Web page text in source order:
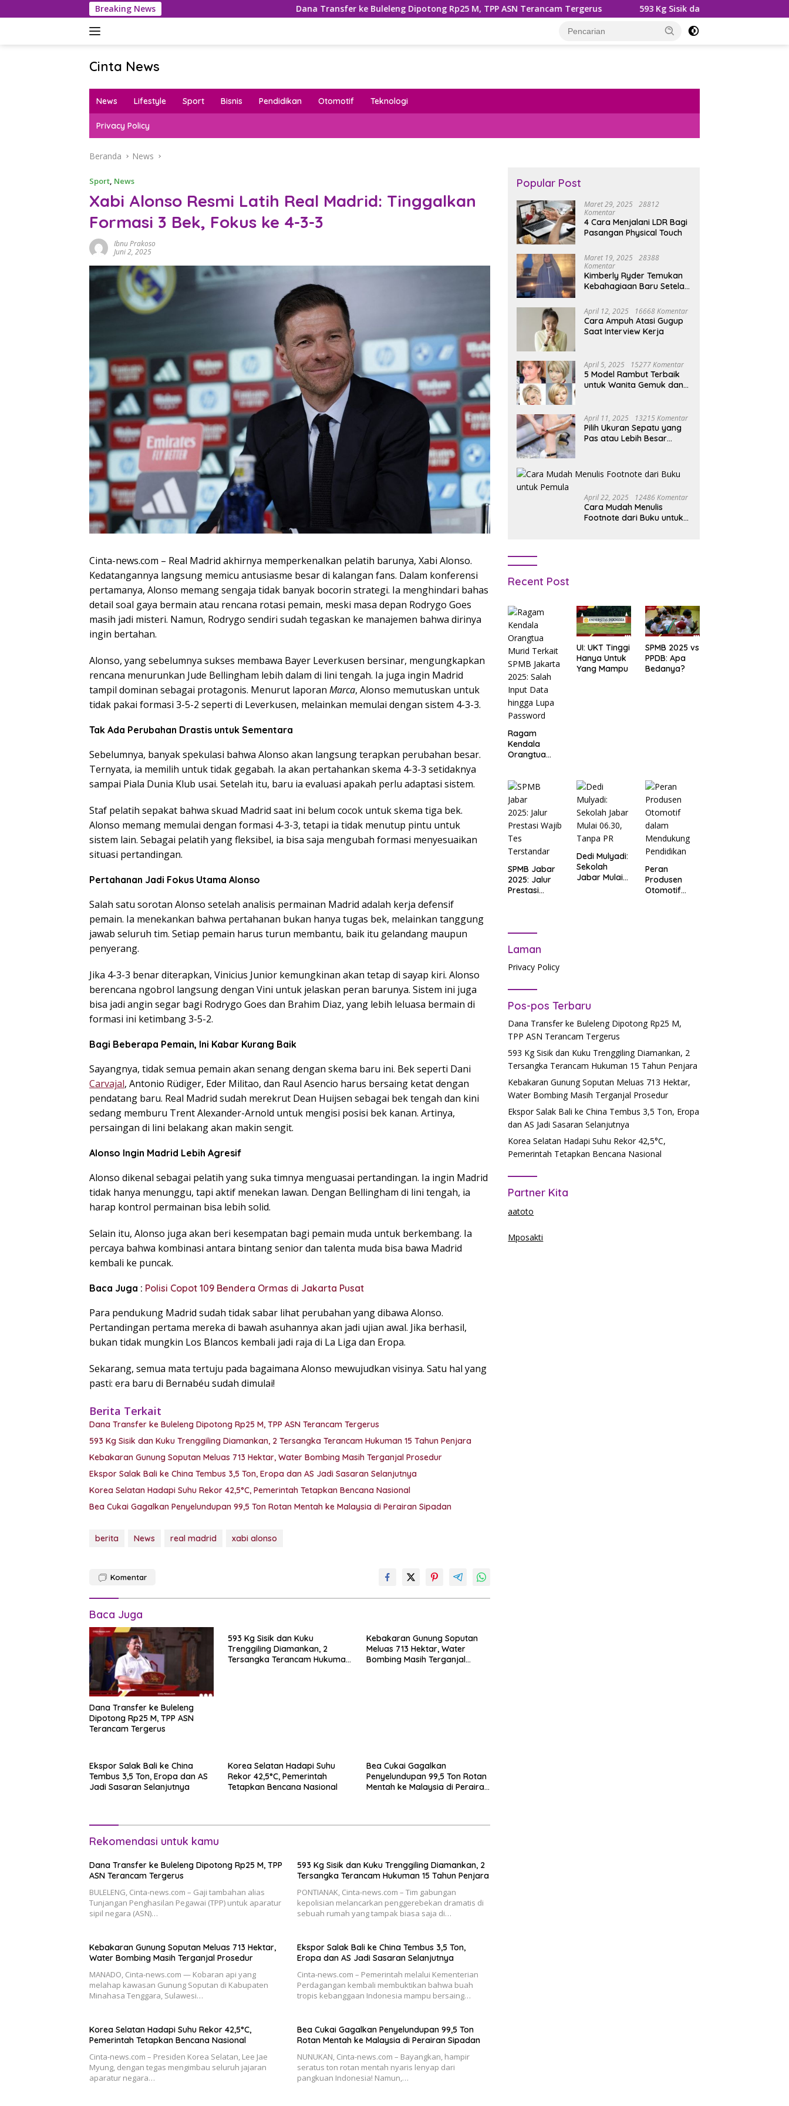
ke
Breaking News Dana Transfer ke Buleleng Dipotong Rp25 M, TPP ASN Terancam Tergerus 593 Kg Sisik dan Kuku Trenggiling Diamankan, 2
Cinta News
News
Kabar
Inspirasi!
News Lifestyle Sport Bisnis Pendidikan Otomotif Teknologi
Privacy Policy
Beranda News
Sport, News
Xabi Alonso Resmi Latih Real Madrid: Tinggalkan
Formasi 3 Bek, Fokus ke 4-3-3
Ibnu Prakoso
Juni 2, 2025
Cinta-news.com – Real Madrid akhirnya memperkenalkan pelatih barunya, Xabi Alonso.
Kedatangannya langsung memicu antusiasme besar di kalangan fans. Dalam konferensi
pertamanya, Alonso memang sengaja tidak banyak bocorin strategi. Ia menghindari bahas
detail soal gaya bermain atau rencana rotasi pemain, meski masa depan Rodrygo Goes
masih jadi misteri. Namun, Rodrygo sendiri sudah tegaskan ke manajemen bahwa dirinya
ingin bertahan.
Alonso, yang sebelumnya sukses membawa Bayer Leverkusen bersinar, mengungkapkan
rencana menurunkan Jude Bellingham lebih dalam di lini tengah. Ia juga ingin Madrid
tampil dominan sebagai protagonis. Menurut laporan Marca, Alonso memutuskan untuk
tidak pakai formasi 3-5-2 seperti di Leverkusen, melainkan memulai dengan sistem 4-3-3.
Tak Ada Perubahan Drastis untuk Sementara
Sebelumnya, banyak spekulasi bahwa Alonso akan langsung terapkan perubahan besar.
Ternyata, ia memilih untuk tidak gegabah. Ia akan pertahankan skema 4-3-3 setidaknya
sampai Piala Dunia Klub usai. Setelah itu, baru ia evaluasi apakah perlu adaptasi sistem.
Staf pelatih sepakat bahwa skuad Madrid saat ini belum cocok untuk skema tiga bek.
Alonso memang memulai dengan formasi 4-3-3, tetapi ia tidak menutup pintu untuk
sistem lain. Sebagai pelatih yang fleksibel, ia bisa saja mengubah formasi menyesuaikan
situasi pertandingan.
Pertahanan Jadi Fokus Utama Alonso
Salah satu sorotan Alonso setelah analisis permainan Madrid adalah kerja defensif
pemain. Ia menekankan bahwa pertahanan bukan hanya tugas bek, melainkan tanggung
jawab seluruh tim. Setiap pemain harus turun membantu, baik itu gelandang maupun
penyerang.
Jika 4-3-3 benar diterapkan, Vinicius Junior kemungkinan akan tetap di sayap kiri. Alonso
berencana ngobrol langsung dengan Vini untuk jelaskan peran barunya. Sistem ini juga
bisa jadi angin segar bagi Rodrygo Goes dan Brahim Diaz, yang lebih leluasa bermain di
formasi ini ketimbang 3-5-2.
Bagi Beberapa Pemain, Ini Kabar Kurang Baik
Sayangnya, tidak semua pemain akan senang dengan skema baru ini. Bek seperti Dani
Carvajal, Antonio Rüdiger, Eder Militao, dan Raul Asencio harus bersaing ketat dengan
pendatang baru. Real Madrid sudah merekrut Dean Huijsen sebagai bek tengah dan kini
sedang memburu Trent Alexander-Arnold untuk mengisi posisi bek kanan. Artinya,
persaingan di lini belakang akan makin sengit.
Alonso Ingin Madrid Lebih Agresif
Alonso dikenal sebagai pelatih yang suka timnya menguasai pertandingan. Ia ingin Madrid
tidak hanya menunggu, tapi aktif menekan lawan. Dengan Bellingham di lini tengah, ia
harap kontrol permainan bisa lebih solid.
Selain itu, Alonso juga akan beri kesempatan bagi pemain muda untuk berkembang. Ia
percaya bahwa kombinasi antara bintang senior dan talenta muda bisa bawa Madrid
kembali ke puncak.
Baca Juga : Polisi Copot 109 Bendera Ormas di Jakarta Pusat
Para pendukung Madrid sudah tidak sabar lihat perubahan yang dibawa Alonso.
Pertandingan pertama mereka di bawah asuhannya akan jadi ujian awal. Jika berhasil,
bukan tidak mungkin Los Blancos kembali jadi raja di La Liga dan Eropa.
Sekarang, semua mata tertuju pada bagaimana Alonso mewujudkan visinya. Satu hal yang
pasti: era baru di Bernabéu sudah dimulai!
Berita Terkait
Dana Transfer ke Buleleng Dipotong Rp25 M, TPP ASN Terancam Tergerus
593 Kg Sisik dan Kuku Trenggiling Diamankan, 2 Tersangka Terancam Hukuman 15 Tahun Penjara
Kebakaran Gunung Soputan Meluas 713 Hektar, Water Bombing Masih Terganjal Prosedur
Ekspor Salak Bali ke China Tembus 3,5 Ton, Eropa dan AS Jadi Sasaran Selanjutnya
Korea Selatan Hadapi Suhu Rekor 42,5°C, Pemerintah Tetapkan Bencana Nasional
Bea Cukai Gagalkan Penyelundupan 99,5 Ton Rotan Mentah ke Malaysia di Perairan Sipadan
berita News real madrid xabi alonso
Komentar
Baca Juga
Dana Transfer ke Buleleng
Dipotong Rp25 M, TPP ASN
Terancam Tergerus
593 Kg Sisik dan Kuku
Trenggiling Diamankan, 2
Tersangka Terancam Hukuman
Kebakaran Gunung Soputan
Meluas 713 Hektar, Water
Bombing Masih Terganjal
Ekspor Salak Bali ke China
Tembus 3,5 Ton, Eropa dan AS
Jadi Sasaran Selanjutnya
Korea Selatan Hadapi Suhu
Rekor 42,5°C, Pemerintah
Tetapkan Bencana Nasional
Bea Cukai Gagalkan
Penyelundupan 99,5 Ton Rotan
Mentah ke Malaysia di Perairan
Rekomendasi untuk kamu
Dana Transfer ke Buleleng Dipotong Rp25 M, TPP
ASN Terancam Tergerus
BULELENG, Cinta-news.com – Gaji tambahan alias
Tunjangan Penghasilan Pegawai (TPP) untuk aparatur
sipil negara (ASN)…
593 Kg Sisik dan Kuku Trenggiling Diamankan, 2
Tersangka Terancam Hukuman 15 Tahun Penjara
PONTIANAK, Cinta-news.com – Tim gabungan
kepolisian melancarkan penggerebekan dramatis di
sebuah rumah yang tampak biasa saja di…
Kebakaran Gunung Soputan Meluas 713 Hektar,
Water Bombing Masih Terganjal Prosedur
MANADO, Cinta-news.com — Kobaran api yang
melahap kawasan Gunung Soputan di Kabupaten
Minahasa Tenggara, Sulawesi…
Ekspor Salak Bali ke China Tembus 3,5 Ton,
Eropa dan AS Jadi Sasaran Selanjutnya
Cinta-news.com – Pemerintah melalui Kementerian
Perdagangan kembali membuktikan bahwa buah
tropis kebanggaan Indonesia mampu bersaing…
Korea Selatan Hadapi Suhu Rekor 42,5°C,
Pemerintah Tetapkan Bencana Nasional
Cinta-news.com – Presiden Korea Selatan, Lee Jae
Myung, dengan tegas mengimbau seluruh jajaran
aparatur negara…
Bea Cukai Gagalkan Penyelundupan 99,5 Ton
Rotan Mentah ke Malaysia di Perairan Sipadan
NUNUKAN, Cinta-news.com – Bayangkan, hampir
seratus ton rotan mentah nyaris lenyap dari
pangkuan Indonesia! Namun,…
Popular Post
Maret 29, 2025
28812
Komentar
4 Cara Menjalani LDR Bagi
Pasangan Physical Touch
Maret 19, 2025
28388
Komentar
Kimberly Ryder Temukan
Kebahagiaan Baru Setelah
April 12, 2025 16668 Komentar
Cara Ampuh Atasi Gugup
Saat Interview Kerja
April 5, 2025 15277 Komentar
5 Model Rambut Terbaik
untuk Wanita Gemuk dan
April 11, 2025 13215 Komentar
Pilih Ukuran Sepatu yang
Pas atau Lebih Besar
April 22, 2025 12486 Komentar
Cara Mudah Menulis
Footnote dari Buku untuk
Recent Post
Ragam
Kendala
Orangtua
Jakarta
2025: Salah
Input Data
hingga Lupa
Password
UI: UKT Tinggi
Hanya Untuk
Yang Mampu
SPMB 2025 vs
PPDB: Apa
Bedanya?
SPMB Jabar
2025: Jalur
Prestasi
Dedi Mulyadi:
Sekolah
Jabar Mulai
Peran
Produsen
Otomotif
Laman
Privacy Policy
Pos-pos Terbaru
Dana Transfer ke Buleleng Dipotong Rp25 M,
TPP ASN Terancam Tergerus
593 Kg Sisik dan Kuku Trenggiling Diamankan, 2
Tersangka Terancam Hukuman 15 Tahun Penjara
Kebakaran Gunung Soputan Meluas 713 Hektar,
Water Bombing Masih Terganjal Prosedur
Ekspor Salak Bali ke China Tembus 3,5 Ton, Eropa
dan AS Jadi Sasaran Selanjutnya
Korea Selatan Hadapi Suhu Rekor 42,5°C,
Pemerintah Tetapkan Bencana Nasional
Partner Kita
aatoto
Mposakti